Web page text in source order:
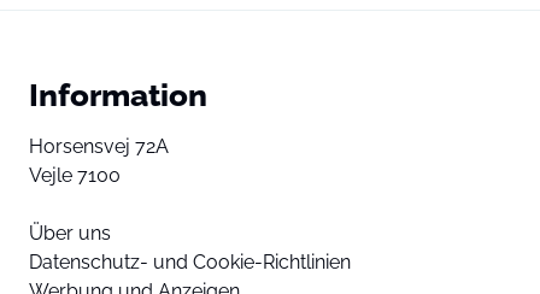
Information
Horsensvej 72A
Vejle 7100
Über uns
Datenschutz- und Cookie-Richtlinien